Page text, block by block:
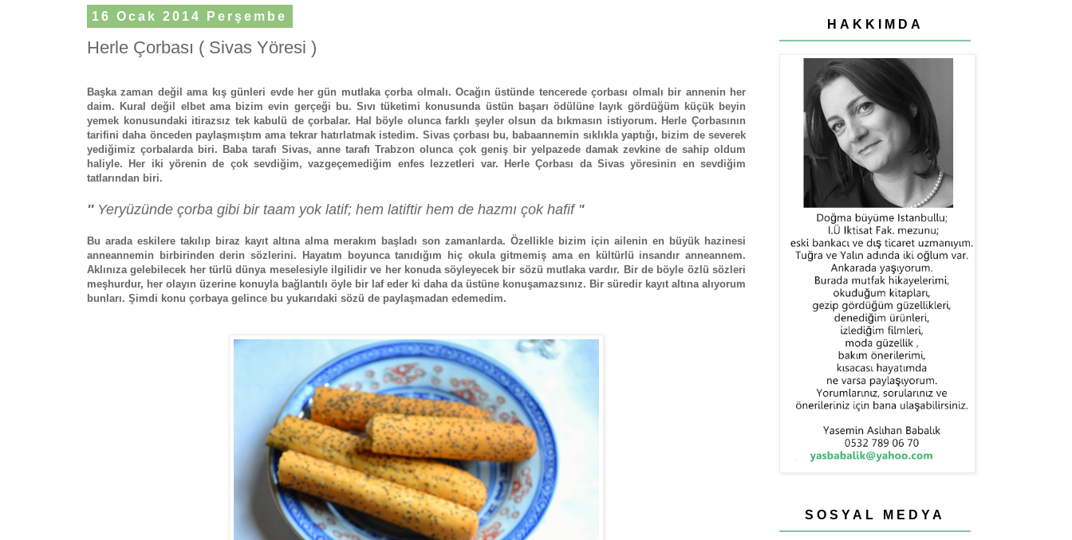
16 Ocak 2014 Perşembe
Herle Çorbası ( Sivas Yöresi )
Başka zaman değil ama kış günleri evde her gün mutlaka çorba olmalı. Ocağın üstünde tencerede çorbası olmalı bir annenin her
daim. Kural değil elbet ama bizim evin gerçeği bu. Sıvı tüketimi konusunda üstün başarı ödülüne layık gördüğüm küçük beyin
yemek konusundaki itirazsız tek kabulü de çorbalar. Hal böyle olunca farklı şeyler olsun da bıkmasın istiyorum. Herle Çorbasının
tarifini daha önceden paylaşmıştım ama tekrar hatırlatmak istedim. Sivas çorbası bu, babaannemin sıklıkla yaptığı, bizim de severek
yediğimiz çorbalarda biri. Baba tarafı Sivas, anne tarafı Trabzon olunca çok geniş bir yelpazede damak zevkine de sahip oldum
haliyle. Her iki yörenin de çok sevdiğim, vazgeçemediğim enfes lezzetleri var. Herle Çorbası da Sivas yöresinin en sevdiğim
tatlarından biri.
'' Yeryüzünde çorba gibi bir taam yok latif; hem latiftir hem de hazmı çok hafif ''
Bu arada eskilere takılıp biraz kayıt altına alma merakım başladı son zamanlarda. Özellikle bizim için ailenin en büyük hazinesi
anneannemin birbirinden derin sözlerini. Hayatım boyunca tanıdığım hiç okula gitmemiş ama en kültürlü insandır anneannem.
Aklınıza gelebilecek her türlü dünya meselesiyle ilgilidir ve her konuda söyleyecek bir sözü mutlaka vardır. Bir de böyle özlü sözleri
meşhurdur, her olayın üzerine konuyla bağlantılı öyle bir laf eder ki daha da üstüne konuşamazsınız. Bir süredir kayıt altına alıyorum
bunları. Şimdi konu çorbaya gelince bu yukarıdaki sözü de paylaşmadan edemedim.
HAKKIMDA
SOSYAL MEDYA